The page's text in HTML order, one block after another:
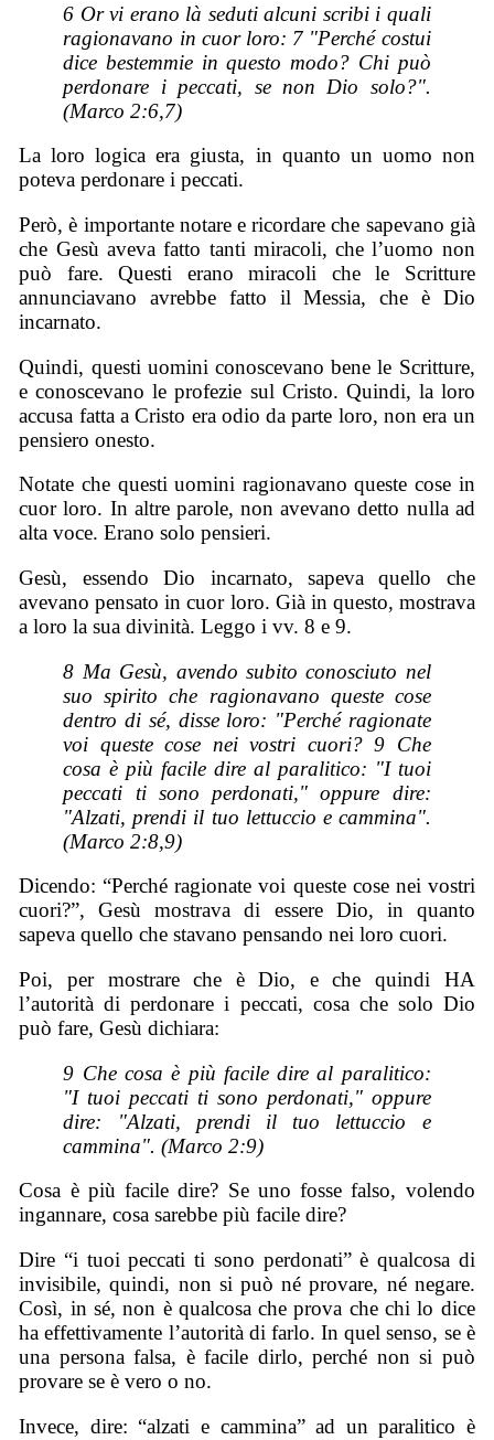
6 Or vi erano là seduti alcuni scribi i quali
ragionavano in cuor loro: 7 "Perché costui
dice bestemmie in questo modo? Chi può
perdonare i peccati, se non Dio solo?".
(Marco 2:6,7)
La loro logica era giusta, in quanto un uomo non
poteva perdonare i peccati.
Però, è importante notare e ricordare che sapevano già
che Gesù aveva fatto tanti miracoli, che l’uomo non
può fare. Questi erano miracoli che le Scritture
annunciavano avrebbe fatto il Messia, che è Dio
incarnato.
Quindi, questi uomini conoscevano bene le Scritture,
e conoscevano le profezie sul Cristo. Quindi, la loro
accusa fatta a Cristo era odio da parte loro, non era un
pensiero onesto.
Notate che questi uomini ragionavano queste cose in
cuor loro. In altre parole, non avevano detto nulla ad
alta voce. Erano solo pensieri.
Gesù, essendo Dio incarnato, sapeva quello che
avevano pensato in cuor loro. Già in questo, mostrava
a loro la sua divinità. Leggo i vv. 8 e 9.
8 Ma Gesù, avendo subito conosciuto nel
suo spirito che ragionavano queste cose
dentro di sé, disse loro: "Perché ragionate
voi queste cose nei vostri cuori? 9 Che
cosa è più facile dire al paralitico: "I tuoi
peccati ti sono perdonati," oppure dire:
"Alzati, prendi il tuo lettuccio e cammina".
(Marco 2:8,9)
Dicendo: “Perché ragionate voi queste cose nei vostri
cuori?”, Gesù mostrava di essere Dio, in quanto
sapeva quello che stavano pensando nei loro cuori.
Poi, per mostrare che è Dio, e che quindi HA
l’autorità di perdonare i peccati, cosa che solo Dio
può fare, Gesù dichiara:
9 Che cosa è più facile dire al paralitico:
"I tuoi peccati ti sono perdonati," oppure
dire: "Alzati, prendi il tuo lettuccio e
cammina". (Marco 2:9)
Cosa è più facile dire? Se uno fosse falso, volendo
ingannare, cosa sarebbe più facile dire?
Dire “i tuoi peccati ti sono perdonati” è qualcosa di
invisibile, quindi, non si può né provare, né negare.
Così, in sé, non è qualcosa che prova che chi lo dice
ha effettivamente l’autorità di farlo. In quel senso, se è
una persona falsa, è facile dirlo, perché non si può
provare se è vero o no.
Invece, dire: “alzati e cammina” ad un paralitico è